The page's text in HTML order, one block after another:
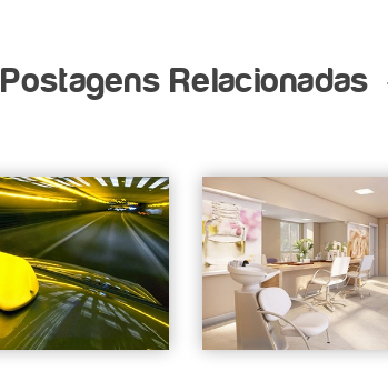
Postagens Relacionadas